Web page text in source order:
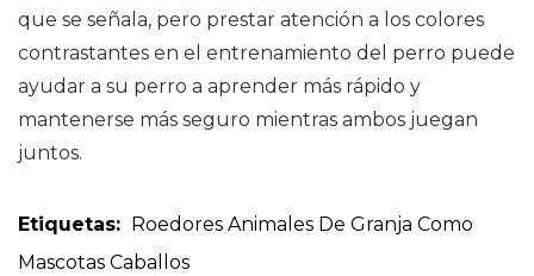
que se señala, pero prestar atención a los colores
contrastantes en el entrenamiento del perro puede
ayudar a su perro a aprender más rápido y
mantenerse más seguro mientras ambos juegan
juntos.
Etiquetas: Roedores Animales De Granja Como
Mascotas Caballos